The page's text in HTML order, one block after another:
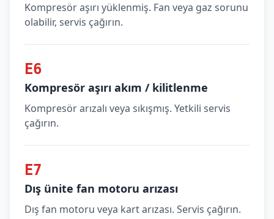
Kompresör aşırı yüklenmiş. Fan veya gaz sorunu
olabilir, servis çağırın.
E6
Kompresör aşırı akım / kilitlenme
Kompresör arızalı veya sıkışmış. Yetkili servis
çağırın.
E7
Dış ünite fan motoru arızası
Dış fan motoru veya kart arızası. Servis çağırın.